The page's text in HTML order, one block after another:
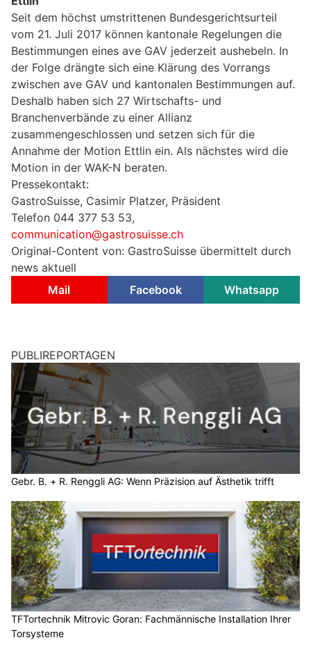
Seit dem höchst umstrittenen Bundesgerichtsurteil
vom 21. Juli 2017 können kantonale Regelungen die
Bestimmungen eines ave GAV jederzeit aushebeln. In
der Folge drängte sich eine Klärung des Vorrangs
zwischen ave GAV und kantonalen Bestimmungen auf.
Deshalb haben sich 27 Wirtschafts- und
Branchenverbände zu einer Allianz
zusammengeschlossen und setzen sich für die
Annahme der Motion Ettlin ein. Als nächstes wird die
Motion in der WAK-N beraten.
Pressekontakt:
GastroSuisse, Casimir Platzer, Präsident
Telefon 044 377 53 53,
communication@gastrosuisse.ch
Original-Content von: GastroSuisse übermittelt durch
news aktuell
Mail
Facebook Whatsapp
PUBLIREPORTAGEN
Gebr. B. + R. Renggli AG: Wenn Präzision auf Ästhetik trifft
TFTortechnik Mitrovic Goran: Fachmännische Installation Ihrer
Torsysteme